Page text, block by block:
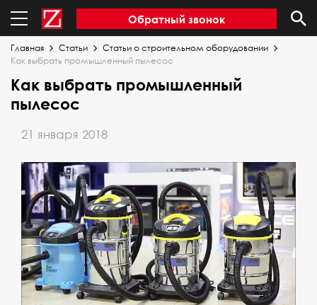
Обратный звонок
Главная Статьи
Статьи о строительном оборудовании
Как выбрать промышленный пылесос
Как выбрать промышленный
пылесос
21 января 2018